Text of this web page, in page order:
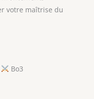
votre maîtrise du
Bo3